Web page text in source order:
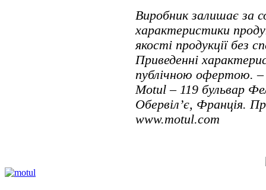
Виробник залишає за
характеристики
якості продукції без
Приведенні
публічною офертою. –
Motul – 119 бульвар
Обервіл’є, Франція.
www.motul.com